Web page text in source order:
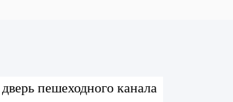
пешеходного канала